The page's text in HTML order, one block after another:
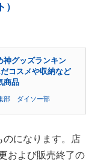
神グッズランキン
コスメや収納など
商品
部 ダイソー部
になります。店
および販売終了の